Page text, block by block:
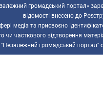
громадський портал»
відомості внесено до
медіа та присвоєно
чи часткового відтворення
"Незалежний громадський портал"